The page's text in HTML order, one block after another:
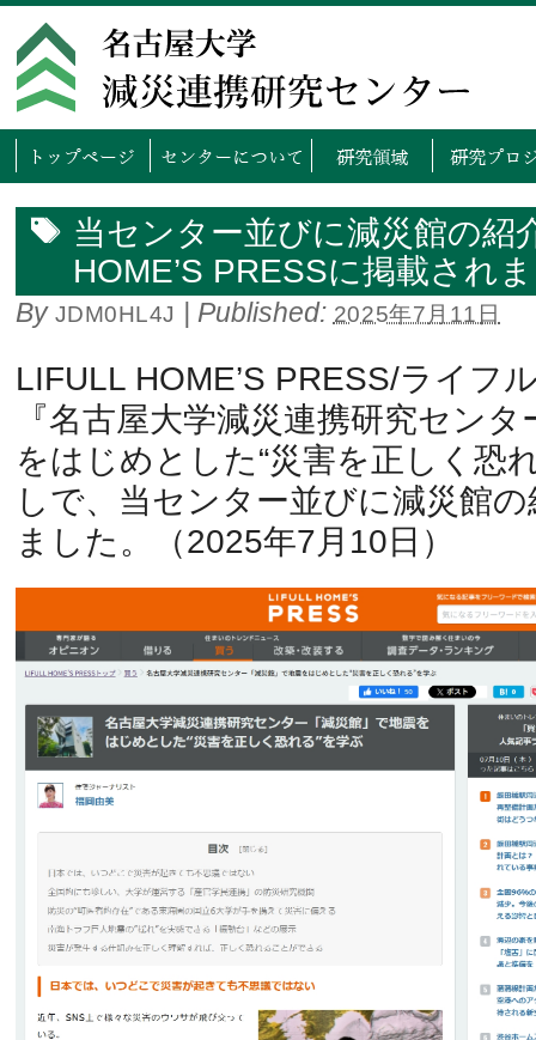
トップページ センタ
当センター並びに減災館の紹
HOME’S PRESSに掲載され
By JDM0HL4J | Published: 2025年7月11日
LIFULL HOME’S PRESS/ライフ
『名古屋大学減災連携研究セン
をはじめとした“災害を正しく恐
しで、当センター並びに減災館
ました。（2025年7月10日）